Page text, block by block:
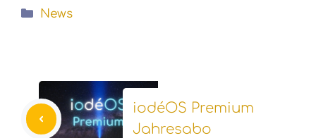
Kategorien
News
iodéOS Premium
Jahresabo